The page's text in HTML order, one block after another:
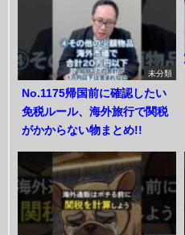
未分類
No.1175帰国前に確認したい
免税ルール、海外旅行で関税
がかからない物まとめ!!